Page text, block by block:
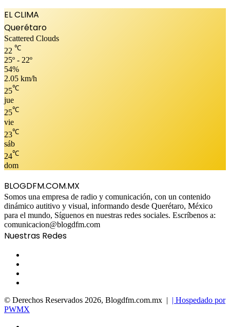
EL CLIMA
Querétaro
Scattered Clouds
22 ℃
25º - 22º
54%
2.05 km/h
25℃
jue
25℃
vie
23℃
sáb
24℃
dom
BLOGDFM.COM.MX
Somos una empresa de radio y comunicación, con un contenido
dinámico autitivo y visual, informando desde Querétaro, México
para el mundo, Síguenos en nuestras redes sociales. Escríbenos a:
comunicacion@blogdfm.com
Nuestras Redes
© Derechos Reservados 2026, Blogdfm.com.mx | | Hospedado por
PWMX